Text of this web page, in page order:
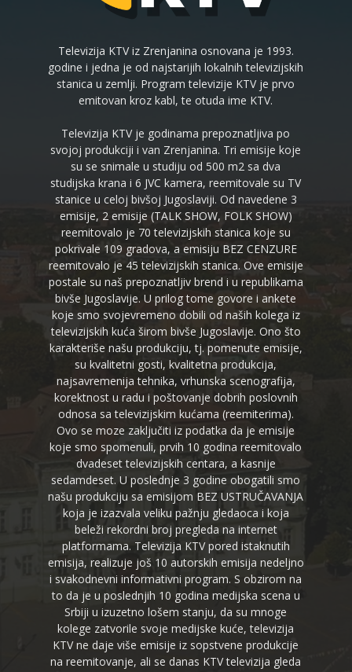
Televizija KTV iz Zrenjanina osnovana je 1993.
godine i jedna je od najstarijih lokalnih televizijskih
stanica u zemlji. Program televizije KTV je prvo
emitovan kroz kabl, te otuda ime KTV.
Televizija KTV je godinama prepoznatljiva po
svojoj produkciji i van Zrenjanina. Tri emisije koje
su se snimale u studiju od 500 m2 sa dva
studijska krana i 6 JVC kamera, reemitovale su TV
stanice u celoj bivšoj Jugoslaviji. Od navedene 3
emisije, 2 emisije (TALK SHOW, FOLK SHOW)
reemitovalo je 70 televizijskih stanica koje su
pokrivale 109 gradova, a emisiju BEZ CENZURE
reemitovalo je 45 televizijskih stanica. Ove emisije
postale su naš prepoznatljiv brend i u republikama
bivše Jugoslavije. U prilog tome govore i ankete
koje smo svojevremeno dobili od naših kolega iz
televizijskih kuća širom bivše Jugoslavije. Ono što
karakteriše našu produkciju, tj. pomenute emisije,
su kvalitetni gosti, kvalitetna produkcija,
najsavremenija tehnika, vrhunska scenografija,
korektnost u radu i poštovanje dobrih poslovnih
odnosa sa televizijskim kućama (reemiterima).
Ovo se moze zaključiti iz podatka da je emisije
koje smo spomenuli, prvih 10 godina reemitovalo
dvadeset televizijskih centara, a kasnije
sedamdeset. U poslednje 3 godine obogatili smo
našu produkciju sa emisijom BEZ USTRUČAVANJA
koja je izazvala veliku pažnju gledaoca i koja
beleži rekordni broj pregleda na internet
platformama. Televizija KTV pored istaknutih
emisija, realizuje još 10 autorskih emisija nedeljno
i svakodnevni informativni program. S obzirom na
to da je u poslednjih 10 godina medijska scena u
Srbiji u izuzetno lošem stanju, da su mnoge
kolege zatvorile svoje medijske kuće, televizija
KTV ne daje više emisije iz sopstvene produkcije
na reemitovanje, ali se danas KTV televizija gleda